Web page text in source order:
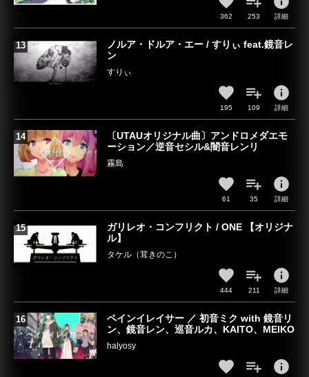
362 253 詳細
ノルア・ドルア・エー / すりぃ feat.鏡音レ
ン
すりぃ
195 109
info
詳細
〔UTAUオリジナル曲〕アンドロメダエモ
ーション／逆音セシル&闇音レンリ
霧島
61 35
info
詳細
ガリレオ・コンフリクト / ONE 【オリジナ
ル】
タケル（茸きのこ）
444 211
info
詳細
ペインイレイサー ／ 初音ミク with 鏡音リ
ン、鏡音レン、巡音ルカ、KAITO、MEIKO
halyosy
info